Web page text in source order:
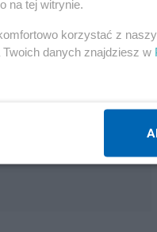
swoje
na tej witrynie.
korzystać z
danych znajdziesz w